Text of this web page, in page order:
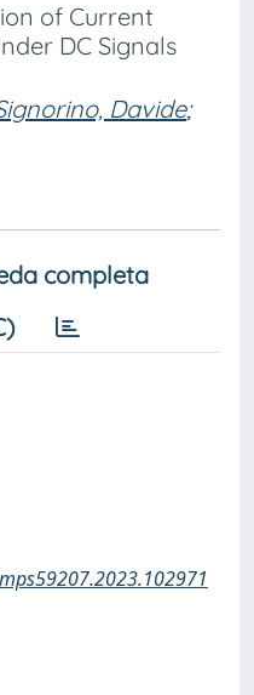
of Current
DC Signals
Davide;
completa